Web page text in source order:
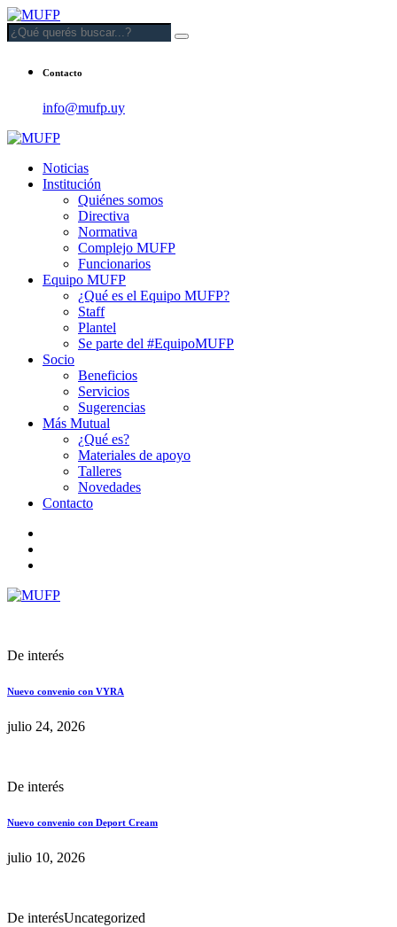
Contacto
info@mufp.uy
Noticias
Institución
Quiénes somos
Directiva
Normativa
Complejo MUFP
Funcionarios
Equipo MUFP
¿Qué es el Equipo MUFP?
Staff
Plantel
Se parte del #EquipoMUFP
Socio
Beneficios
Servicios
Sugerencias
Más Mutual
¿Qué es?
Materiales de apoyo
Talleres
Novedades
Contacto
De interés
Nuevo convenio con VYRA
julio 24, 2026
De interés
Nuevo convenio con Deport Cream
julio 10, 2026
De interésUncategorized